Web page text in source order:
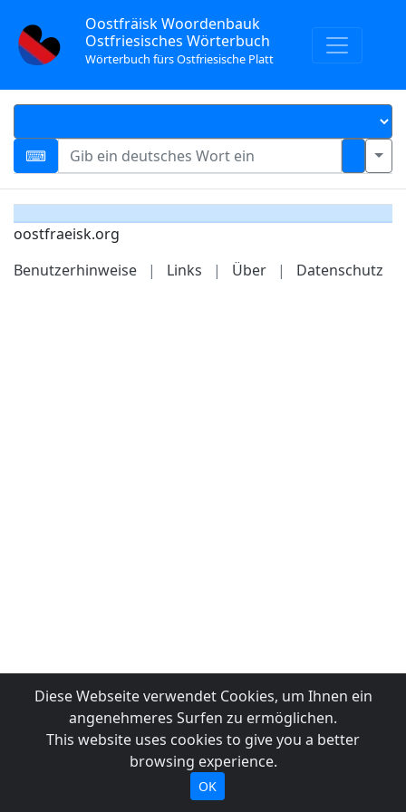
Oostfräisk Woordenbauk
Ostfriesisches Wörterbuch
Wörterbuch fürs Ostfriesische Platt
oostfraeisk.org
Benutzerhinweise
| Links | Über | Datenschutz
Diese Webseite verwendet Cookies, um Ihnen ein
angenehmeres Surfen zu ermöglichen.
This website uses cookies to give you a better
browsing experience.
OK